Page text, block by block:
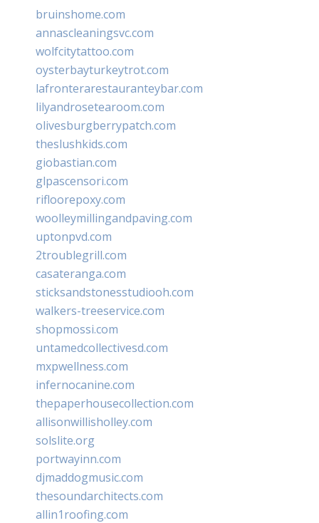
bruinshome.com
annascleaningsvc.com
wolfcitytattoo.com
oysterbayturkeytrot.com
lafronterarestauranteybar.com
lilyandrosetearoom.com
olivesburgberrypatch.com
theslushkids.com
giobastian.com
glpascensori.com
rifloorepoxy.com
woolleymillingandpaving.com
uptonpvd.com
2troublegrill.com
casateranga.com
sticksandstonesstudiooh.com
walkers-treeservice.com
shopmossi.com
untamedcollectivesd.com
mxpwellness.com
infernocanine.com
thepaperhousecollection.com
allisonwillisholley.com
solslite.org
portwayinn.com
djmaddogmusic.com
thesoundarchitects.com
allin1roofing.com